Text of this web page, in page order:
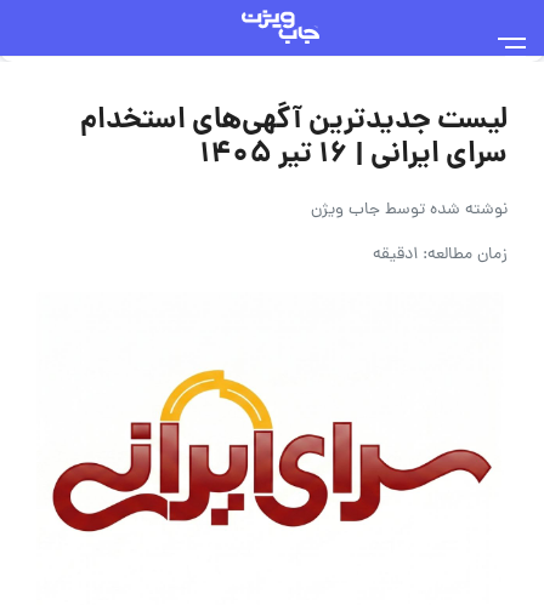
لیست جدیدترین آگهی‌های استخدام
سرای ایرانی | ۱۶ تیر ۱۴۰۵
نوشته شده توسطجاب ویژن
زمان مطالعه: 1دقیقه